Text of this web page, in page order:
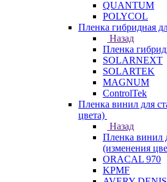
QUANTUM
POLYCOL
Пленка гибридная
Назад
Пленка
SOLARNEXT
SOLARTEK
MAGNUM
ControlTek
Пленка винил для
цвета)
Назад
Пленка винил
(изменения
ORACAL 970
KPMF